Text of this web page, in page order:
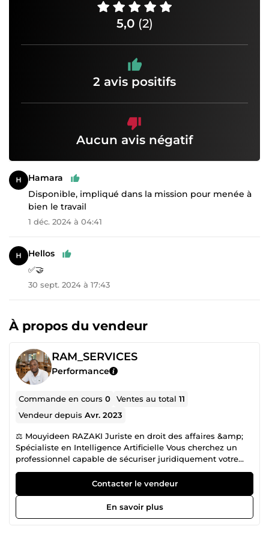
5,0 (2)
2 avis positifs
Aucun avis négatif
Hamara
Disponible, impliqué dans la mission pour menée à
bien le travail
1 déc. 2024 à 04:41
Hellos
✅🤝
30 sept. 2024 à 17:43
À propos du vendeur
RAM_SERVICES
Performance
Commande en cours0 Ventes au total11
Vendeur depuisAvr. 2023
⚖️ Mouyideen RAZAKI Juriste en droit des affaires &amp;
Spécialiste en Intelligence Artificielle Vous cherchez un
professionnel capable de sécuriser juridiquement votre
activité tout en vous aidant à intégrer des solutions
d’intelligence artificielle ? Vous êtes au bon endroit. Je
mets à votre disposition une double expertise stratégique :
👉 Droit des affaires 👉 Intelligence artificielle &amp; Legal
Tech 🎯 Ma mission sur ComeUp Vous aider à : ✔️ Protéger
Contacter le vendeur
En savoir plus